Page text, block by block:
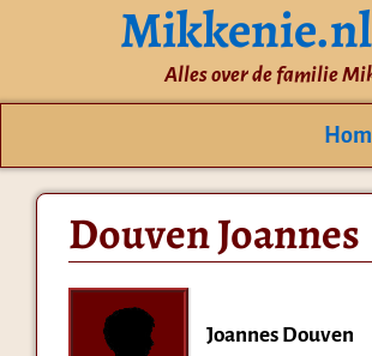
Mikkenie.nl
Alles over de familie
Douven Joannes
Joannes Douven